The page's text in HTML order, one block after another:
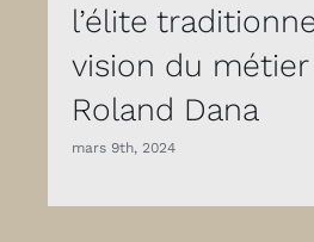
l’élite
vision du métier
Roland Dana
mars 9th, 2024